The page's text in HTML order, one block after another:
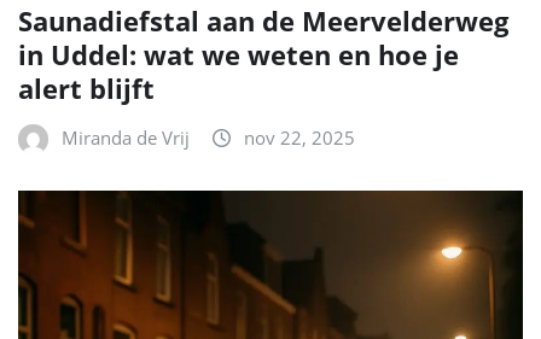
Saunadiefstal aan de Meervelderweg
in Uddel: wat we weten en hoe je
alert blijft
Miranda de Vrij nov 22, 2025